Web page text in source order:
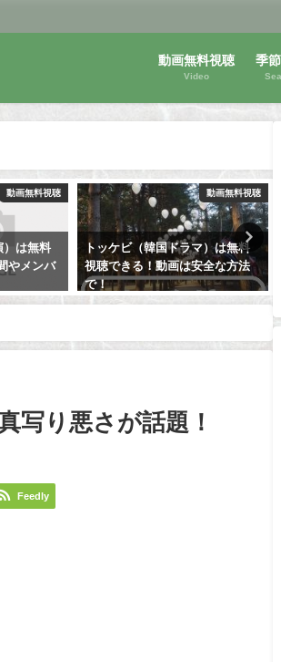
動画無料視聴
Video
季
動画無料視聴
）は無料
な方法
動画無料視聴
【RIDE ON TIMEキンプリ
NEWS】動画は無料視聴OK！ド
キュメンタリーの感想！
写り悪さが話題！
Feedly